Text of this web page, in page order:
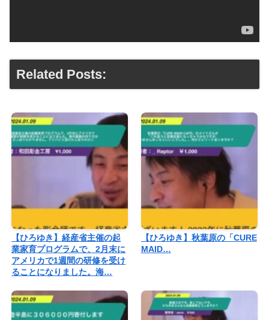
Related Posts:
【ひろゆき】経産省主催の起
業家育プログラムで、2月末に
アメリカで1週間の研修を受け
ることになりました。海…
【ひろゆき】秋葉原の「CURE
MAID…